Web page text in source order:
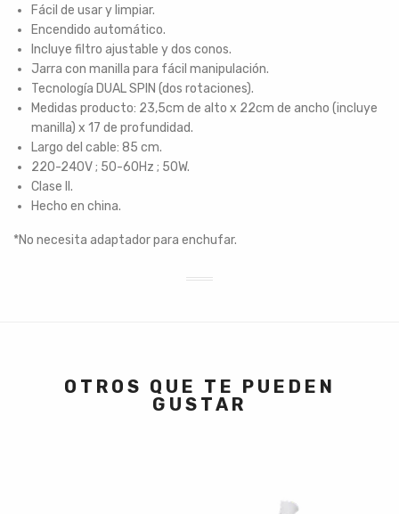
Fácil de usar y limpiar.
Encendido automático.
Incluye filtro ajustable y dos conos.
Jarra con manilla para fácil manipulación.
Tecnología DUAL SPIN (dos rotaciones).
Medidas producto: 23,5cm de alto x 22cm de ancho (incluye
manilla) x 17 de profundidad.
Largo del cable: 85 cm.
220-240V ; 50-60Hz ; 50W.
Clase II.
Hecho en china.
*No necesita adaptador para enchufar.
OTROS QUE TE PUEDEN
GUSTAR